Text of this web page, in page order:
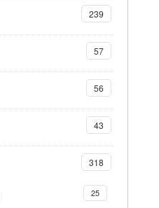
239
57
56
43
318
25